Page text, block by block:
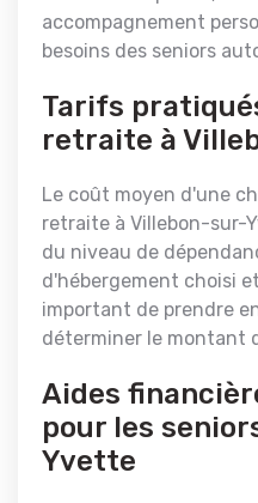
accompagnement
besoins des seniors
Tarifs
retraite à
Le coût moyen d'une
retraite à Villebon-sur-
du niveau de
d'hébergement choisi
important de prendre
déterminer le montant
Aides
pour les
Yvette